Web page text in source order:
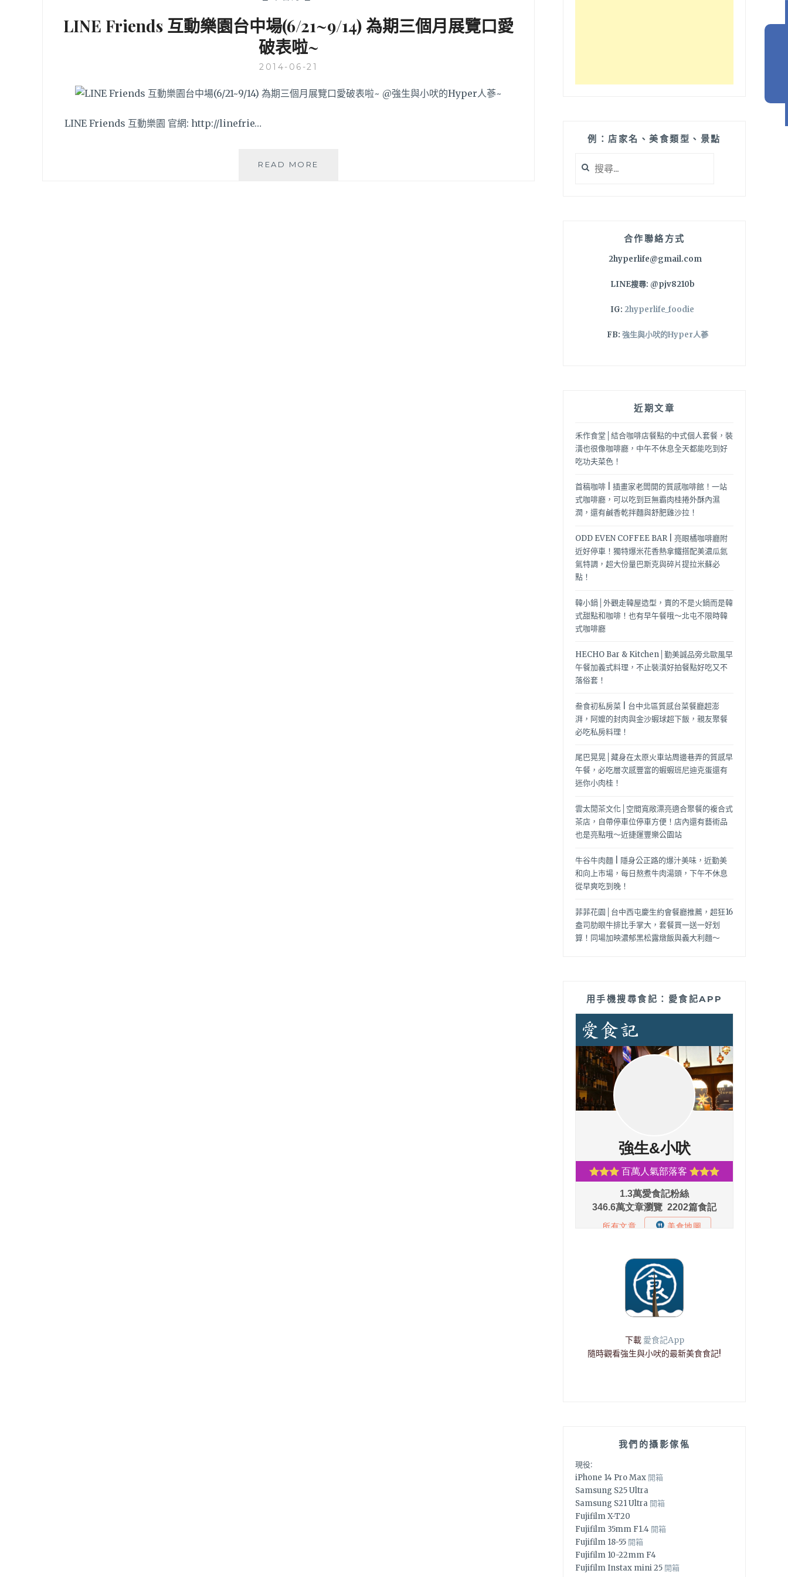
LINE Friends 互動樂園台中場(6/21~9/14) 為期三個月展覽口愛
破表啦~
2014-06-21
LINE Friends 互動樂園 官網: http://linefrie…
READ MORE
例：店家名、美食類型、景點
尋
合作聯絡方式
2hyperlife@gmail.com
LINE搜尋: @pjv8210b
IG: 2hyperlife_foodie
FB: 強生與小吠的Hyper人蔘
近期文章
禾作食堂│結合咖啡店餐點的中式個人套餐，裝
潢也很像咖啡廳，中午不休息全天都能吃到好
吃功夫菜色！
首稿咖啡 | 插畫家老闆開的質感咖啡館！一站
式咖啡廳，可以吃到巨無霸肉桂捲外酥內濕
潤，還有鹹香乾拌麵與舒肥雞沙拉！
ODD EVEN COFFEE BAR | 亮眼橘咖啡廳附
近好停車！獨特爆米花香熱拿鐵搭配美濃瓜氮
氣特調，超大份量巴斯克與碎片提拉米蘇必
點！
韓小鍋│外觀走韓屋造型，賣的不是火鍋而是韓
式甜點和咖啡！也有早午餐哦～北屯不限時韓
式咖啡廳
HECHO Bar & Kitchen│勤美誠品旁北歐風早
午餐加義式料理，不止裝潢好拍餐點好吃又不
落俗套！
叁食初私房菜 | 台中北區質感台菜餐廳超澎
湃，阿嬤的封肉與金沙蝦球超下飯，親友聚餐
必吃私房料理！
尾巴晃晃│藏身在太原火車站周邊巷弄的質感早
午餐，必吃層次感豐富的蝦蝦班尼迪克蛋還有
迷你小肉桂！
雲太閒茶文化│空間寬敞漂亮適合聚餐的複合式
茶店，自帶停車位停車方便！店內還有藝術品
也是亮點哦～近捷運豐樂公園站
牛谷牛肉麵 | 隱身公正路的爆汁美味，近勤美
和向上市場，每日熬煮牛肉湯頭，下午不休息
從早爽吃到晚！
菲菲花園│台中西屯慶生約會餐廳推薦，超狂16
盎司肋眼牛排比手掌大，套餐買一送一好划
算！同場加映濃郁黑松露燉飯與義大利麵～
用手機搜尋食記：愛食記APP
下載 愛食記App
隨時觀看強生與小吠的最新美食食記!
我們的攝影傢俬
現役:
iPhone 14 Pro Max 開箱
Samsung S25 Ultra
Samsung S21 Ultra 開箱
Fujifilm X-T20
Fujifilm 35mm F1.4 開箱
Fujifilm 18-55 開箱
Fujifilm 10-22mm F4
Fujifilm Instax mini 25 開箱